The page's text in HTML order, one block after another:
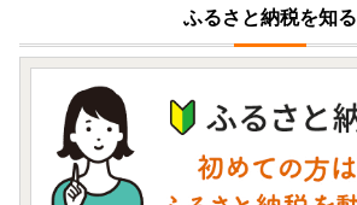
ふるさと納税を知る